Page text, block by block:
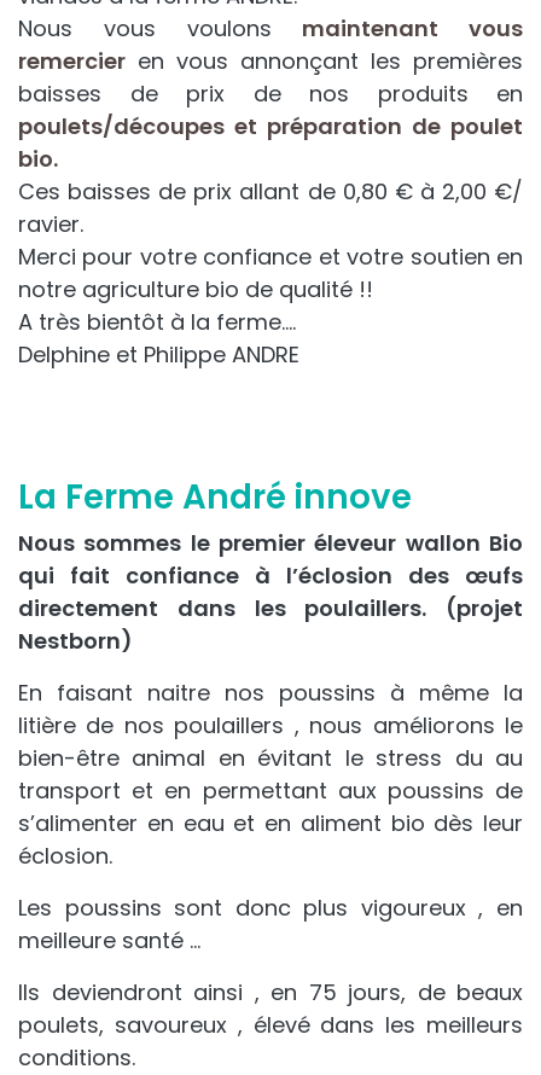
Nous vous voulons maintenant vous
remercier en vous annonçant les premières
baisses de prix de nos produits en
poulets/découpes et préparation de poulet
bio.
Ces baisses de prix allant de 0,80 € à 2,00 €/
ravier.
Merci pour votre confiance et votre soutien en
notre agriculture bio de qualité !!
A très bientôt à la ferme….
Delphine et Philippe ANDRE
La Ferme André innove
Nous sommes le premier éleveur wallon Bio
qui fait confiance à l’éclosion des œufs
directement dans les poulaillers. (projet
Nestborn)
En faisant naitre nos poussins à même la
litière de nos poulaillers , nous améliorons le
bien-être animal en évitant le stress du au
transport et en permettant aux poussins de
s’alimenter en eau et en aliment bio dès leur
éclosion.
Les poussins sont donc plus vigoureux , en
meilleure santé …
Ils deviendront ainsi , en 75 jours, de beaux
poulets, savoureux , élevé dans les meilleurs
conditions.